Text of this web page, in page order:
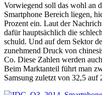
Vorwiegend soll das wohl an
Smartphone Bereich liegen,
Prozent ein. Laut der
dafür hauptsächlich die
schuld. Und auf dem Sektor
zunehmend Druck von
Co. Diese Zahlen werden
Beim Marktanteil führt man
Samsung zuletzt von 32,5 auf